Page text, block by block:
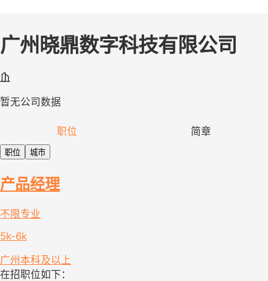
广州晓鼎数字科技有限公司
暂无公司数据
职位 简章
职位 城市
产品经理
不限专业
5k-6k
广州 本科及以上
在招职位如下：